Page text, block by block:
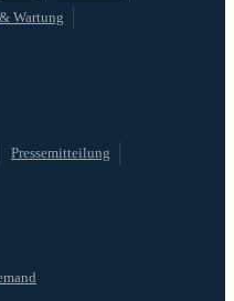
Wartung
Pressemitteilung